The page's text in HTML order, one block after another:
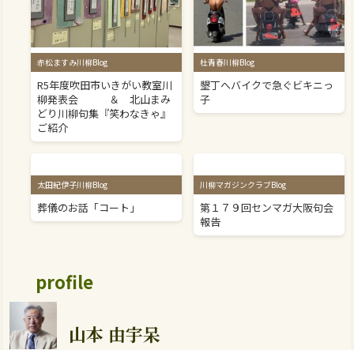
赤松ますみ川柳Blog
R5年度吹田市いきがい教室川
柳発表会 ＆ 北山まみ
どり川柳句集『笑わなきゃ』
ご紹介
杜青春川柳Blog
墾丁へバイクで急ぐビキニっ
子
太田紀伊子川柳Blog
葬儀のお話「コート」
川柳マガジンクラブBlog
第１７９回センマガ大阪句会
報告
profile
山本 由宇呆